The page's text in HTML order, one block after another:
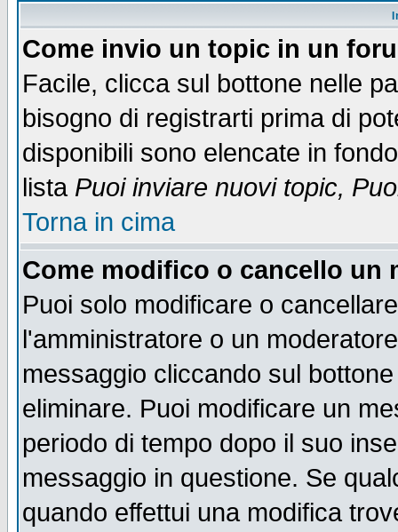
Come invio un topic in un
Facile, clicca sul bottone nelle
bisogno di registrarti prima di
disponibili sono elencate in
lista Puoi inviare nuovi topic,
Torna in cima
Come modifico o cancello un
Puoi solo modificare o
l'amministratore o un
messaggio cliccando sul
eliminare. Puoi modificare un
periodo di tempo dopo il suo
messaggio in questione. Se
quando effettui una modifica